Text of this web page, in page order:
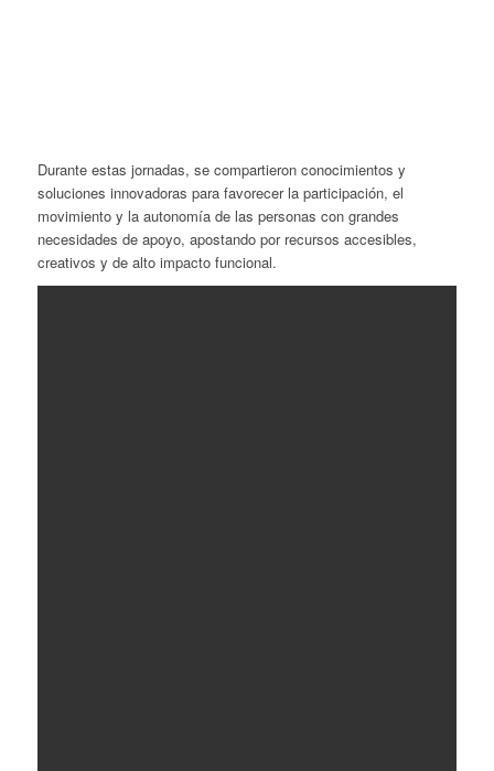
Durante estas jornadas, se compartieron conocimientos y
soluciones innovadoras para favorecer la participación, el
movimiento y la autonomía de las personas con grandes
necesidades de apoyo, apostando por recursos accesibles,
creativos y de alto impacto funcional.